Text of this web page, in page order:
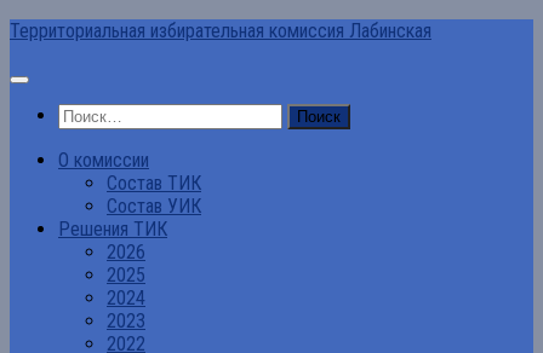
Перейти
содержимому
Территориальная избирательная комиссия Лабинская
Найти:
О комиссии
Состав ТИК
Состав УИК
Решения ТИК
2026
2025
2024
2023
2022